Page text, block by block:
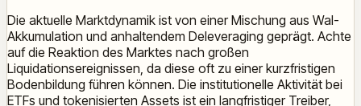
Die aktuelle Marktdynamik ist von einer Mischung aus Wal-
Akkumulation und anhaltendem Deleveraging geprägt. Achte
auf die Reaktion des Marktes nach großen
Liquidationsereignissen, da diese oft zu einer kurzfristigen
Bodenbildung führen können. Die institutionelle Aktivität bei
ETFs und tokenisierten Assets ist ein langfristiger Treiber,